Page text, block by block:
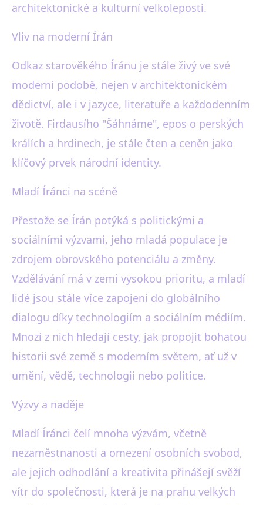
architektonické a kulturní velkoleposti.
Vliv na moderní Írán
Odkaz starověkého Íránu je stále živý ve své
moderní podobě, nejen v architektonickém
dědictví, ale i v jazyce, literatuře a každodenním
životě. Firdausího "Šáhnáme", epos o perských
králích a hrdinech, je stále čten a ceněn jako
klíčový prvek národní identity.
Mladí Íránci na scéně
Přestože se Írán potýká s politickými a
sociálními výzvami, jeho mladá populace je
zdrojem obrovského potenciálu a změny.
Vzdělávání má v zemi vysokou prioritu, a mladí
lidé jsou stále více zapojeni do globálního
dialogu díky technologiím a sociálním médiím.
Mnozí z nich hledají cesty, jak propojit bohatou
historii své země s moderním světem, ať už v
umění, vědě, technologii nebo politice.
Výzvy a naděje
Mladí Íránci čelí mnoha výzvám, včetně
nezaměstnanosti a omezení osobních svobod,
ale jejich odhodlání a kreativita přinášejí svěží
vítr do společnosti, která je na prahu velkých